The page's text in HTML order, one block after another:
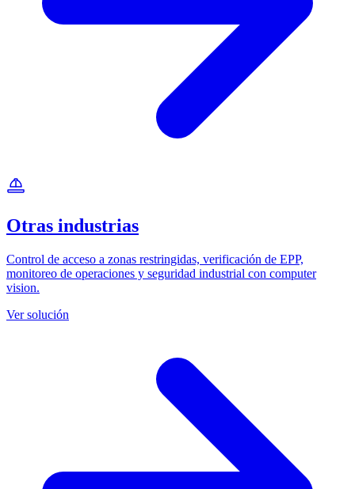
Otras industrias
Control de acceso a zonas restringidas, verificación de EPP,
monitoreo de operaciones y seguridad industrial con computer
vision.
Ver solución